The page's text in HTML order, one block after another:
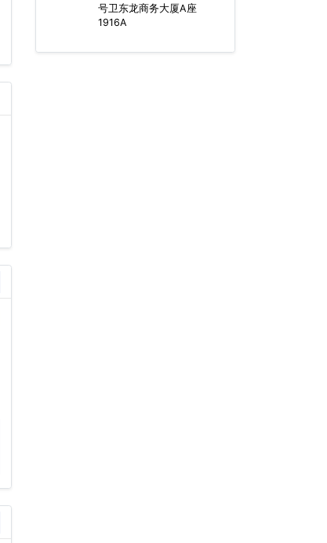
号卫东龙商务大厦A座
1916A